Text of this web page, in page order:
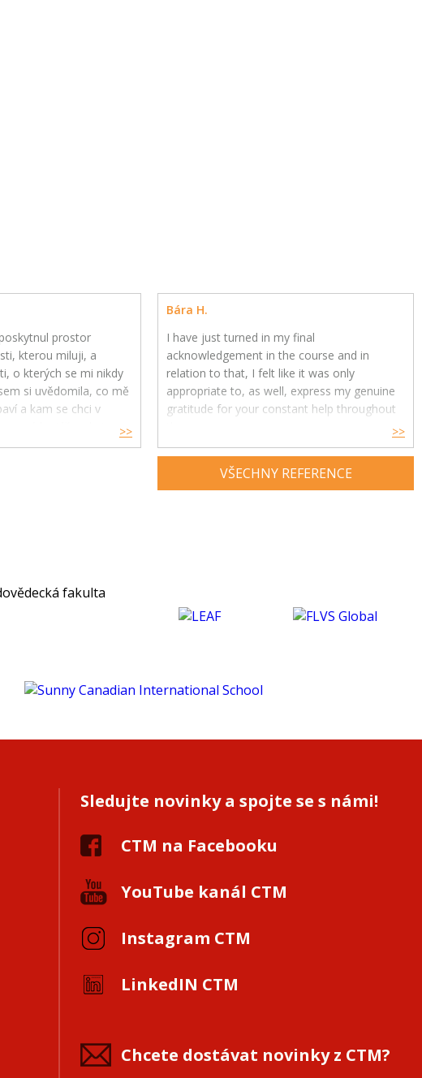
prostor
kterou miluji, a
o kterých se mi nikdy
si uvědomila, co mě
a kam se chci v
>>
Bára H.
I have just turned in my final
acknowledgement in the course and in
relation to that, I felt like it was only
appropriate to, as well, express my genuine
gratitude for your constant help throughout
Your feedback and advice have had a great
impact on my understanding and enjoyment
>>
VŠECHNY REFERENCE
Sledujte novinky a spojte se s námi!
CTM na Facebooku
YouTube kanál CTM
Instagram CTM
LinkedIN CTM
Chcete dostávat novinky z CTM?